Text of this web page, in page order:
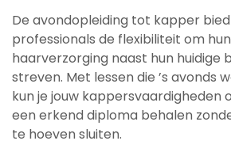
De avondopleiding tot kapper
professionals de flexibiliteit om
haarverzorging naast hun huidige
streven. Met lessen die ’s avonds
kun je jouw kappersvaardigheden
een erkend diploma behalen
te hoeven sluiten.